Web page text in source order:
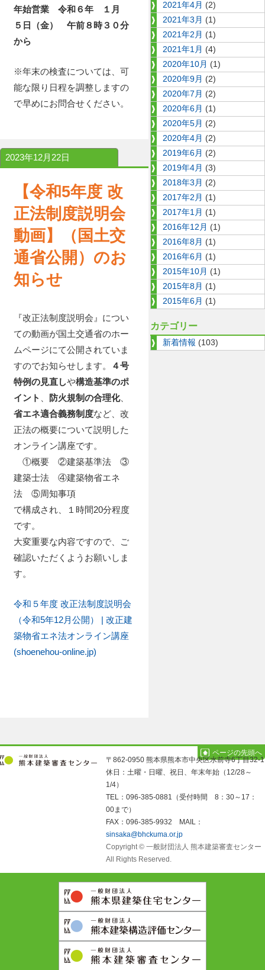
年始営業 令和６年 １月
５日（金） 午前８時３０分
から
※年末の検査については、可
能な限り日程を調整しますの
で早めにお問合せください。
2023年12月22日
【令和5年度 改
正法制度説明会
動画】（国土交
通省公開）のお
知らせ
『改正法制度説明会』につい
ての動画が国土交通省のホー
ムページにて公開されていま
すのでお知らせします。
４号
特例の見直しや構造基準のポ
イント 、 防火規制の合理化、
省エネ適合義務制度など、改
正法の概要について説明した
オンライン講座です。
①概要 ②建築基準法 ③
建築士法 ④建築物省エネ
法 ⑤周知事項
で構成され、１時間20分程度
です。
大変重要な内容ですので、ご
確認いただくようお願いしま
す。
令和５年度 改正法制度説明会
（令和5年12月公開） | 改正建
築物省エネ法オンライン講座
(shoenehou-online.jp)
2021年4月 (2)
2021年3月 (1)
2021年2月 (1)
2021年1月 (4)
2020年10月 (1)
2020年9月 (2)
2020年7月 (2)
2020年6月 (1)
2020年5月 (2)
2020年4月 (2)
2019年6月 (2)
2019年4月 (3)
2018年3月 (2)
2017年2月 (1)
2017年1月 (1)
2016年12月 (1)
2016年8月 (1)
2016年6月 (1)
2015年10月 (1)
2015年8月 (1)
2015年6月 (1)
カテゴリー
新着情報 (103)
ページの先頭へ
〒862-0950 熊本県熊本市中央区水前寺6丁目32-1
休日：土曜・日曜、祝日、年末年始（12/28～
1/4）
TEL：096-385-0881（受付時間 8：30～17：
00まで）
FAX：096-385-9932 MAIL：
sinsaka@bhckuma.or.jp
Copyright © 一般財団法人 熊本建築審査センター
All Rights Reserved.